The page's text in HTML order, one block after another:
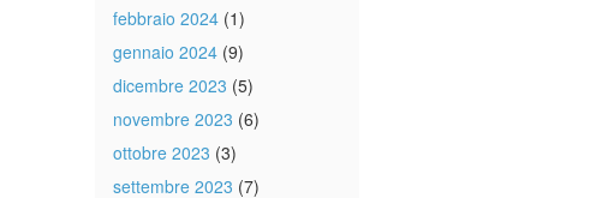
febbraio 2024 (1)
gennaio 2024 (9)
dicembre 2023 (5)
novembre 2023 (6)
ottobre 2023 (3)
settembre 2023 (7)